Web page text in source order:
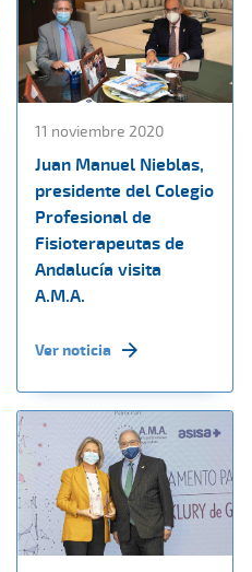
11 noviembre 2020
Juan Manuel Nieblas,
presidente del Colegio
Profesional de
Fisioterapeutas de
Andalucía visita
A.M.A.
Ver noticia